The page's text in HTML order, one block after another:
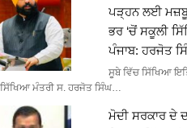
ਪੜ੍ਹਨ ਲਈ
ਭਰ ‘ਚੋਂ ਸਕੂਲੀ
ਪੰਜਾਬ: ਹਰਜੋਤ
ਸੂਬੇ ਵਿੱਚ ਸਿੱਖਿਆ
ਸਿੱਖਿਆ ਮੰਤਰੀ ਸ. ਹਰਜੋਤ ਸਿੰਘ…
ਮੋਦੀ ਸਰਕਾਰ ਦੇ